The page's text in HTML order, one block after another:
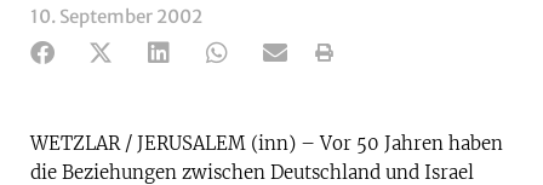
10. September 2002
WETZLAR / JERUSALEM (inn) – Vor 50 Jahren haben
die Beziehungen zwischen Deutschland und Israel